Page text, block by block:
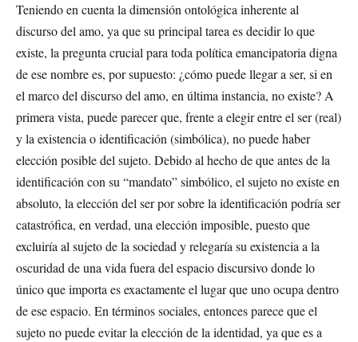
Teniendo en cuenta la dimensión ontológica inherente al
discurso del amo, ya que su principal tarea es decidir lo que
existe, la pregunta crucial para toda política emancipatoria digna
de ese nombre es, por supuesto: ¿cómo puede llegar a ser, si en
el marco del discurso del amo, en última instancia, no existe? A
primera vista, puede parecer que, frente a elegir entre el ser (real)
y la existencia o identificación (simbólica), no puede haber
elección posible del sujeto. Debido al hecho de que antes de la
identificación con su “mandato” simbólico, el sujeto no existe en
absoluto, la elección del ser por sobre la identificación podría ser
catastrófica, en verdad, una elección imposible, puesto que
excluiría al sujeto de la sociedad y relegaría su existencia a la
oscuridad de una vida fuera del espacio discursivo donde lo
único que importa es exactamente el lugar que uno ocupa dentro
de ese espacio. En términos sociales, entonces parece que el
sujeto no puede evitar la elección de la identidad, ya que es a